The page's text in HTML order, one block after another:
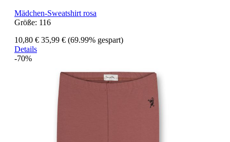
Mädchen-Sweatshirt rosa
Größe: 116
10,80 € 35,99 € (69.99% gespart)
Details
-70%